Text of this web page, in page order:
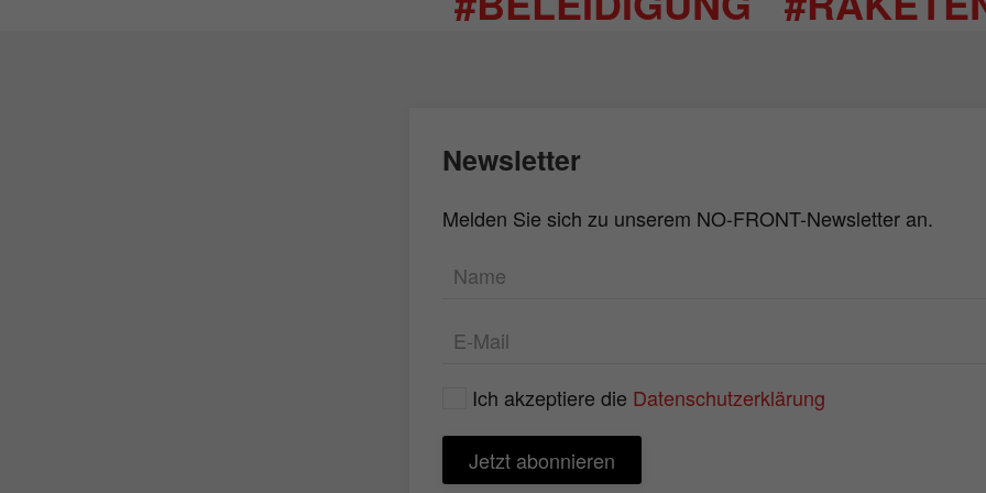
Newsletter
Melden Sie sich zu unserem NO-FRONT-Newsletter an.
Ich akzeptiere die Datenschutzerklärung